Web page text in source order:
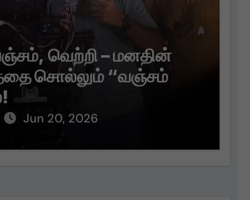
வெற்றி – மனதின்
சொல்லும் “வஞ்சம்
Jun 20, 2026